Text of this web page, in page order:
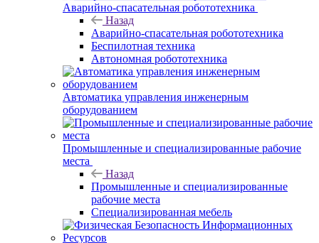
Аварийно-спасательная робототехника
Назад
Аварийно-спасательная робототехника
Беспилотная техника
Автономная робототехника
Автоматика управления инженерным
оборудованием
Промышленные и специализированные рабочие
места
Назад
Промышленные и специализированные
рабочие места
Специализированная мебель